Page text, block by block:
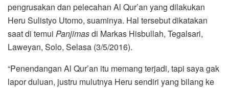
pengrusakan dan pelecahan Al Qur’an yang dilakukan
Heru Sulistyo Utomo, suaminya. Hal tersebut dikatakan
saat di temui Panjimasdi Markas Hisbullah, Tegalsari,
Laweyan, Solo, Selasa (3/5/2016).
“Penendangan Al Qur’an itu memang terjadi, tapi saya gak
lapor duluan, justru mulutnya Heru sendiri yang bilang ke